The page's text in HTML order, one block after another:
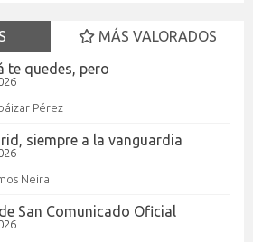
MÁS VALORADOS
te quedes, pero
Pérez
siempre a la vanguardia
Neira
San Comunicado Oficial